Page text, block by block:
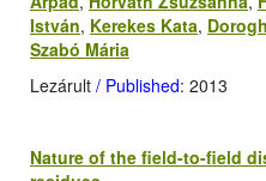
István, Kerekes Kata,
Szabó Mária
Lezárult / Published: 2013
Nature of the field-to-field